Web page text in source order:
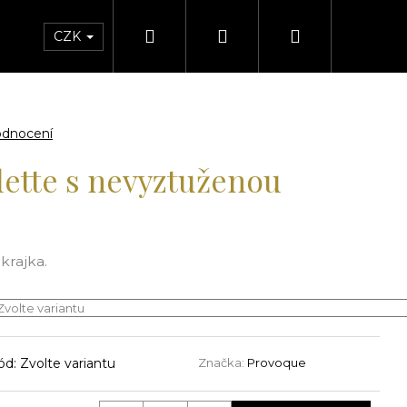
CZK Hledat PřihlášeníNákupní
s nevyztuženou
Zvolte variantu Značka: Provoque